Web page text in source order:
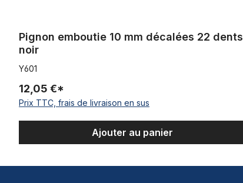
Pignon emboutie 10 mm décalées 22 dents
noir
Y601
12,05 €*
Prix TTC, frais de livraison en sus
Ajouter au panier